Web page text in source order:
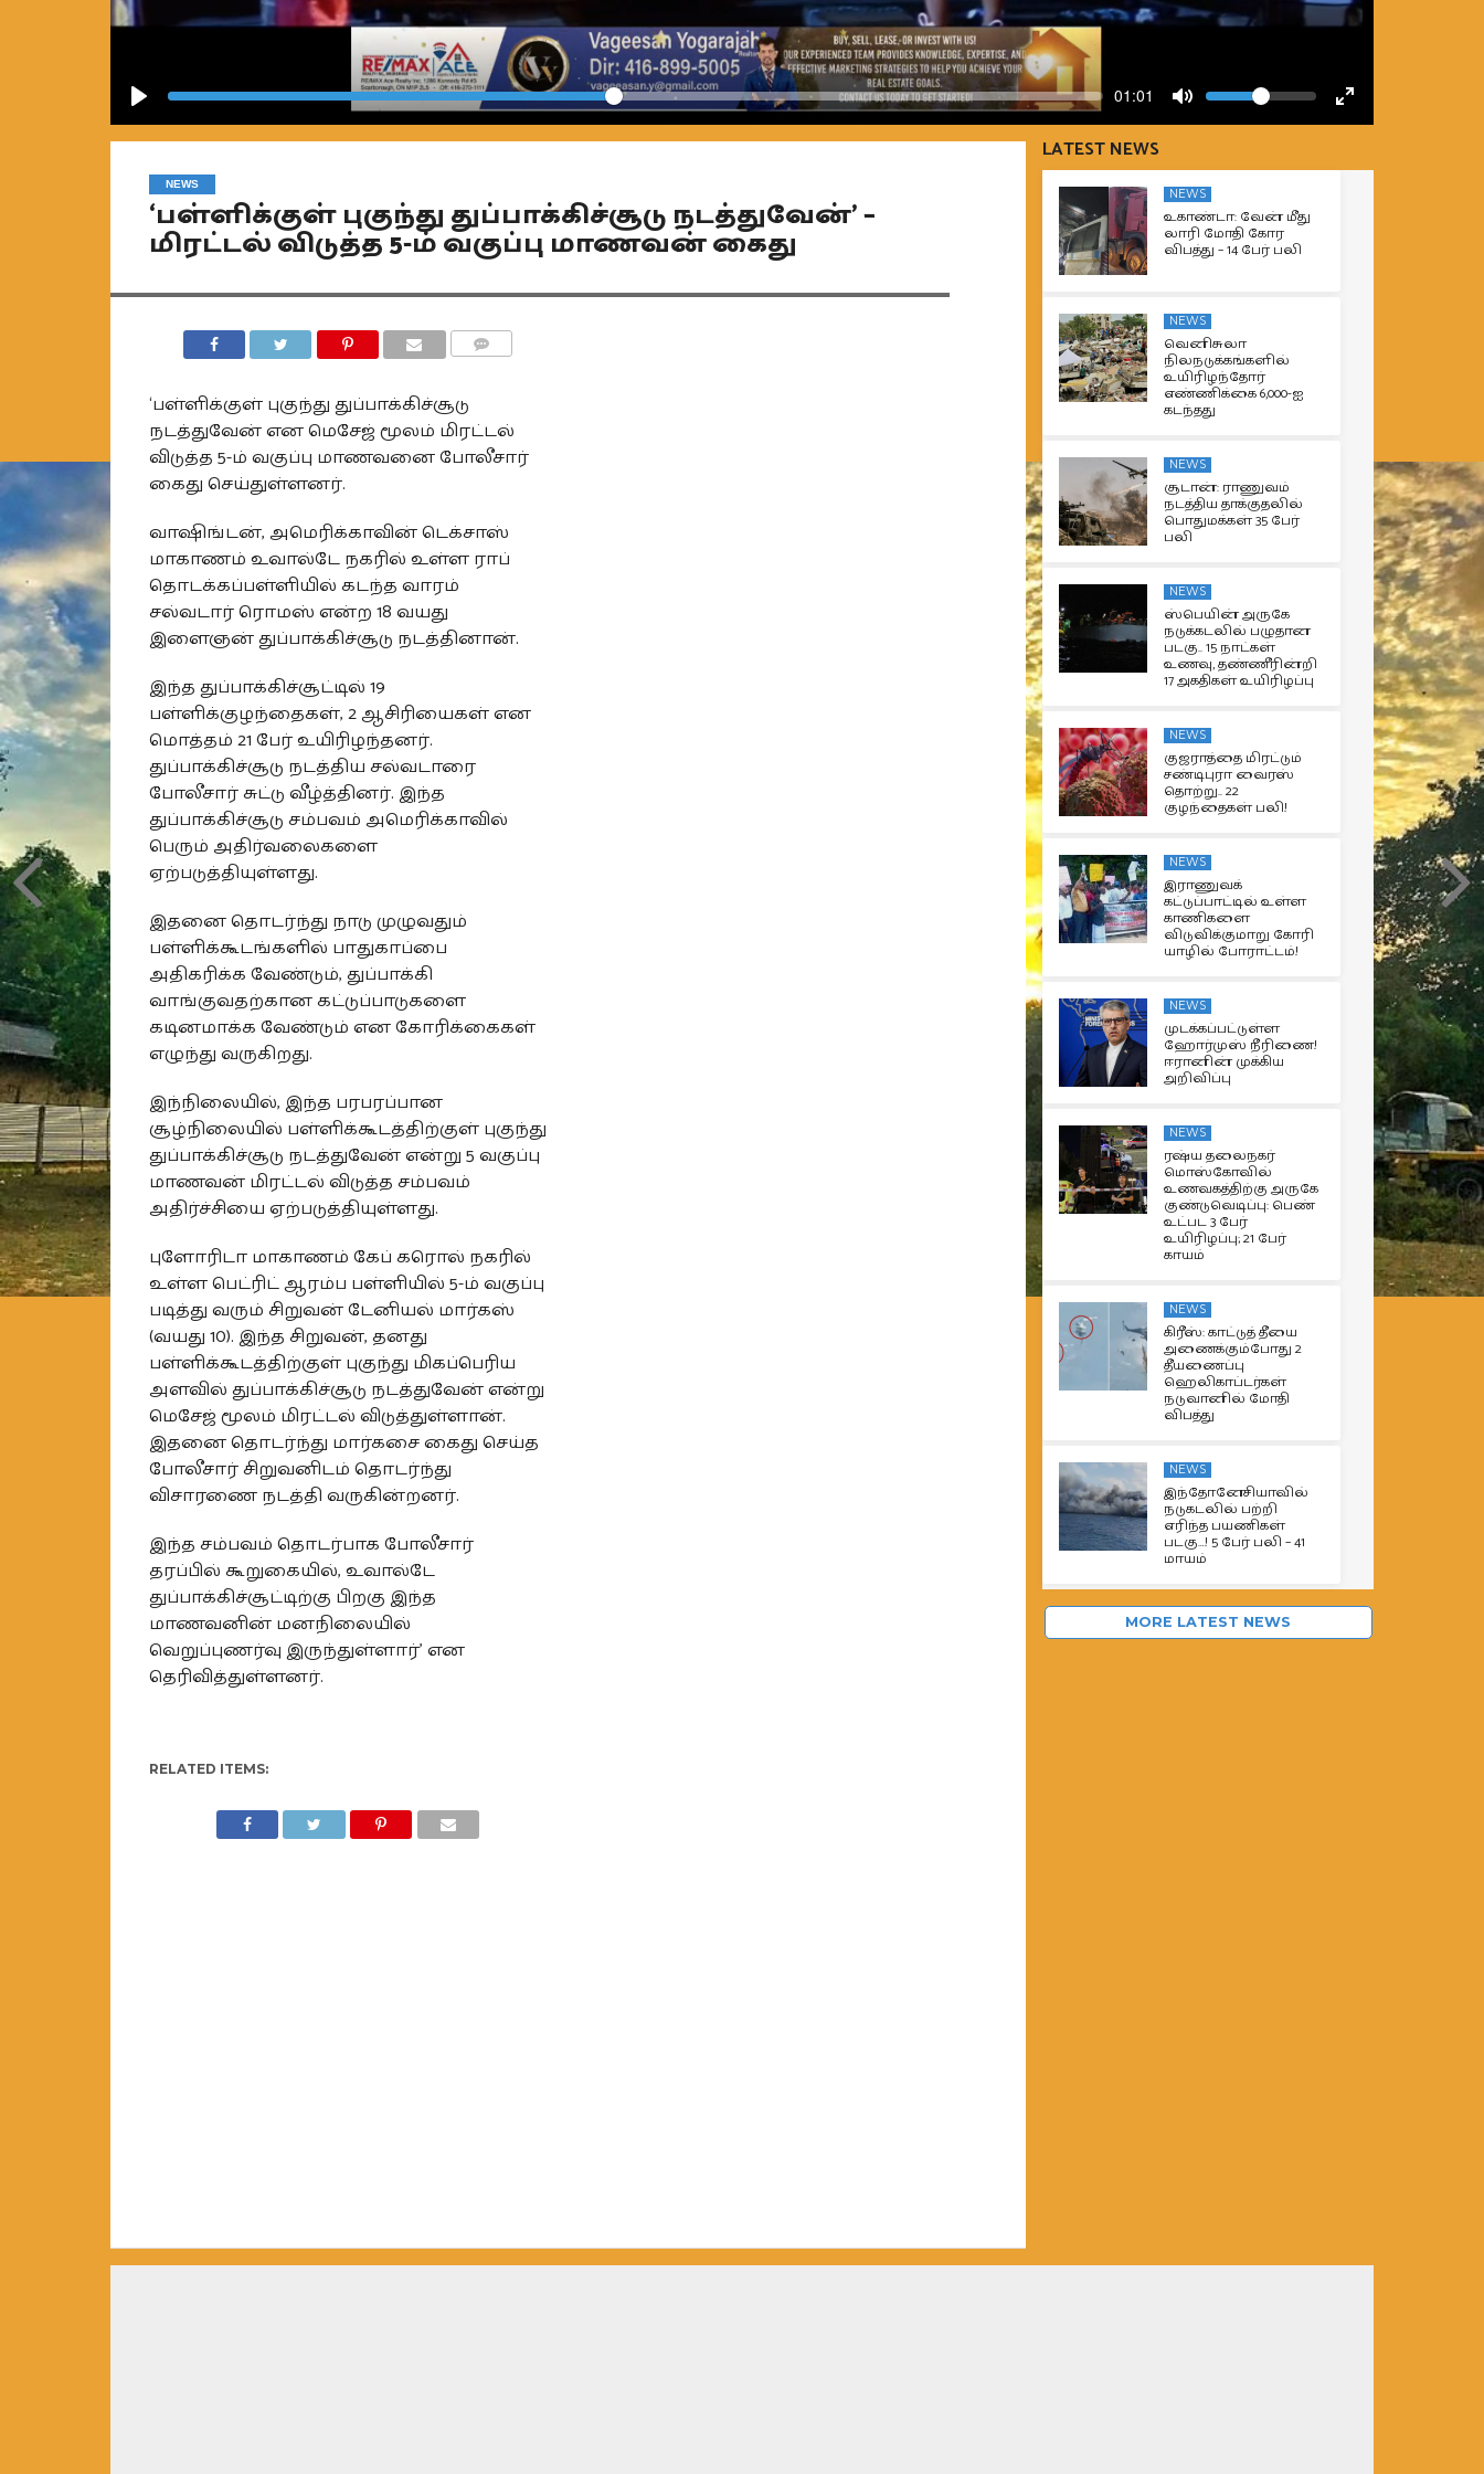
Seek Current
01:01
Mute
Volume
Fullscreen
NEWS
‘பள்ளிக்குள் புகுந்து துப்பாக்கிச்சூடு நடத்துவேன்’ –
மிரட்டல் விடுத்த 5-ம் வகுப்பு மாணவன் கைது
‘பள்ளிக்குள் புகுந்து துப்பாக்கிச்சூடு
நடத்துவேன் என மெசேஜ் மூலம் மிரட்டல்
விடுத்த 5-ம் வகுப்பு மாணவனை போலீசார்
கைது செய்துள்ளனர்.
வாஷிங்டன், அமெரிக்காவின் டெக்சாஸ்
மாகாணம் உவால்டே நகரில் உள்ள ராப்
தொடக்கப்பள்ளியில் கடந்த வாரம்
சல்வடார் ரொமஸ் என்ற 18 வயது
இளைஞன் துப்பாக்கிச்சூடு நடத்தினான்.
இந்த துப்பாக்கிச்சூட்டில் 19
பள்ளிக்குழந்தைகள், 2 ஆசிரியைகள் என
மொத்தம் 21 பேர் உயிரிழந்தனர்.
துப்பாக்கிச்சூடு நடத்திய சல்வடாரை
போலீசார் சுட்டு வீழ்த்தினர். இந்த
துப்பாக்கிச்சூடு சம்பவம் அமெரிக்காவில்
பெரும் அதிர்வலைகளை
ஏற்படுத்தியுள்ளது.
இதனை தொடர்ந்து நாடு முழுவதும்
பள்ளிக்கூடங்களில் பாதுகாப்பை
அதிகரிக்க வேண்டும், துப்பாக்கி
வாங்குவதற்கான கட்டுப்பாடுகளை
கடினமாக்க வேண்டும் என கோரிக்கைகள்
எழுந்து வருகிறது.
இந்நிலையில், இந்த பரபரப்பான
சூழ்நிலையில் பள்ளிக்கூடத்திற்குள் புகுந்து
துப்பாக்கிச்சூடு நடத்துவேன் என்று 5 வகுப்பு
மாணவன் மிரட்டல் விடுத்த சம்பவம்
அதிர்ச்சியை ஏற்படுத்தியுள்ளது.
புளோரிடா மாகாணம் கேப் கரொல் நகரில்
உள்ள பெட்ரிட் ஆரம்ப பள்ளியில் 5-ம் வகுப்பு
படித்து வரும் சிறுவன் டேனியல் மார்கஸ்
(வயது 10). இந்த சிறுவன், தனது
பள்ளிக்கூடத்திற்குள் புகுந்து மிகப்பெரிய
அளவில் துப்பாக்கிச்சூடு நடத்துவேன் என்று
மெசேஜ் மூலம் மிரட்டல் விடுத்துள்ளான்.
இதனை தொடர்ந்து மார்கசை கைது செய்த
போலீசார் சிறுவனிடம் தொடர்ந்து
விசாரணை நடத்தி வருகின்றனர்.
இந்த சம்பவம் தொடர்பாக போலீசார்
தரப்பில் கூறுகையில், உவால்டே
துப்பாக்கிச்சூட்டிற்கு பிறகு இந்த
மாணவனின் மனநிலையில்
வெறுப்புணர்வு இருந்துள்ளார்’ என
தெரிவித்துள்ளனர்.
RELATED ITEMS:
LATEST NEWS
NEWS
உகாண்டா: வேன் மீது
லாரி மோதி கோர
விபத்து – 14 பேர் பலி
NEWS
வெனிசுலா
நிலநடுக்கங்களில்
உயிரிழந்தோர்
எண்ணிக்கை 6,000-ஐ
கடந்தது
NEWS
சூடான்: ராணுவம்
நடத்திய தாக்குதலில்
பொதுமக்கள் 35 பேர்
பலி
NEWS
ஸ்பெயின் அருகே
நடுக்கடலில் பழுதான
படகு.. 15 நாட்கள்
உணவு, தண்ணீரின்றி
17 அகதிகள் உயிரிழப்பு
NEWS
குஜராத்தை மிரட்டும்
சண்டிபுரா வைரஸ்
தொற்று.. 22
குழந்தைகள் பலி!
NEWS
இராணுவக்
கட்டுப்பாட்டில் உள்ள
காணிகளை
விடுவிக்குமாறு கோரி
யாழில் போராட்டம்!
NEWS
முடக்கப்பட்டுள்ள
ஹோர்முஸ் நீரிணை!
ஈரானின் முக்கிய
அறிவிப்பு
NEWS
ரஷ்ய தலைநகர்
மொஸ்கோவில்
உணவகத்திற்கு அருகே
குண்டுவெடிப்பு: பெண்
உட்பட 3 பேர்
உயிரிழப்பு; 21 பேர்
காயம்
NEWS
கிரீஸ்: காட்டுத் தீயை
அணைக்கும்போது 2
தீயணைப்பு
ஹெலிகாப்டர்கள்
நடுவானில் மோதி
விபத்து
NEWS
இந்தோனேசியாவில்
நடுகடலில் பற்றி
எரிந்த பயணிகள்
படகு…! 5 பேர் பலி – 41
மாயம்
MORE LATEST NEWS